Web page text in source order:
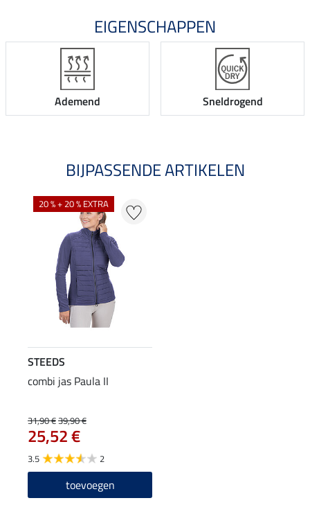
EIGENSCHAPPEN
Ademend Sneldrogend
BIJPASSENDE ARTIKELEN
20 % + 20 % EXTRA
STEEDS
combi jas Paula II
31,90 €39,90 €
25,52 €
3.5 2
toevoegen